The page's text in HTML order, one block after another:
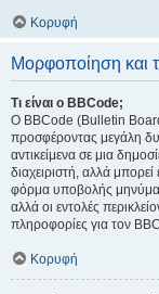
Κορυφή
Μορφοποίηση και
Τι είναι ο BBCode;
Ο BBCode (Bulletin Board
προσφέροντας μεγάλη
αντικείμενα σε μια
διαχειριστή, αλλά
φόρμα υποβολής
αλλά οι εντολές
πληροφορίες για τον
Κορυφή